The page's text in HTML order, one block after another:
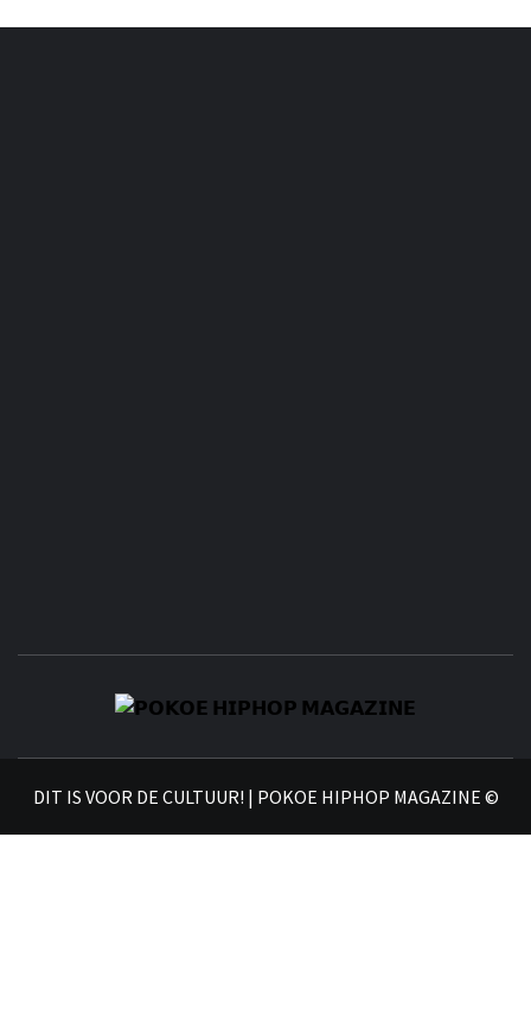
DIT IS VOOR DE CULTUUR! | POKOE HIPHOP MAGAZINE ©